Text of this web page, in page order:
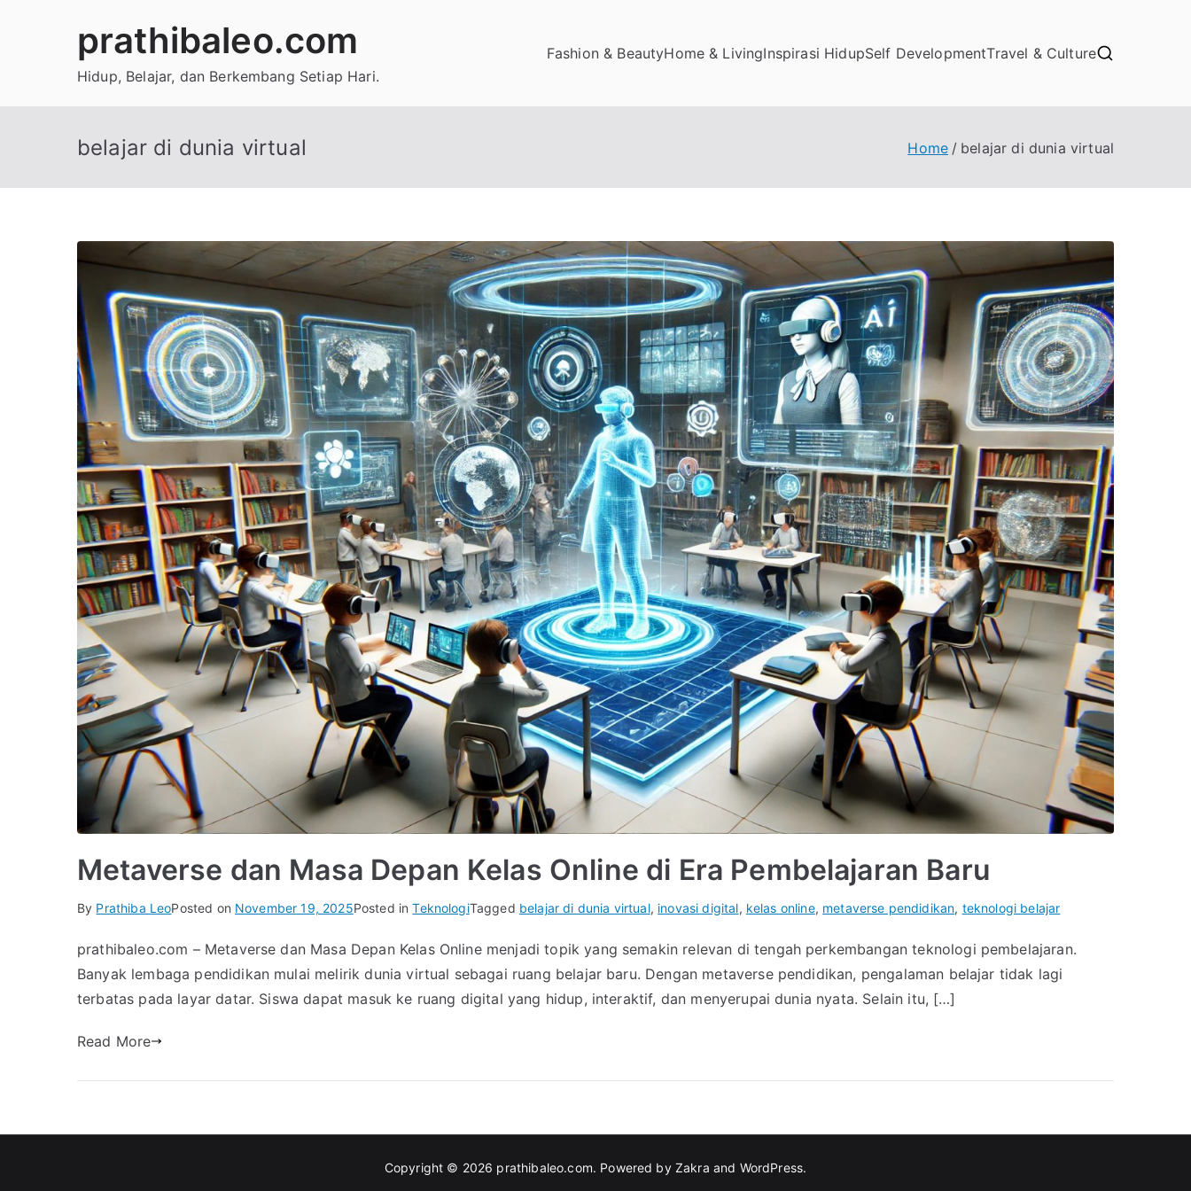
prathibaleo.com
Hidup, Belajar, dan Berkembang Setiap Hari.
Fashion & BeautyHome & LivingInspirasi HidupSelf DevelopmentTravel & Culture
belajar di dunia virtual Home belajar di dunia virtual
Metaverse dan Masa Depan Kelas Online di Era Pembelajaran Baru
By Prathiba LeoPosted on November 19, 2025Posted inTeknologiTagged belajar di dunia virtual, inovasi digital, kelas online, metaverse pendidikan, teknologi belajar
prathibaleo.com – Metaverse dan Masa Depan Kelas Online menjadi topik yang semakin relevan di tengah perkembangan teknologi pembelajaran.
Banyak lembaga pendidikan mulai melirik dunia virtual sebagai ruang belajar baru. Dengan metaverse pendidikan, pengalaman belajar tidak lagi
terbatas pada layar datar. Siswa dapat masuk ke ruang digital yang hidup, interaktif, dan menyerupai dunia nyata. Selain itu, […]
Read More
Copyright © 2026 prathibaleo.com. Powered by Zakra and WordPress.